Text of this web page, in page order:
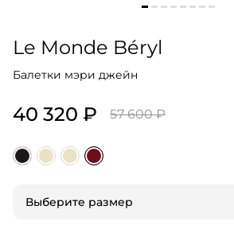
Le Monde Béryl
Балетки мэри джейн
40 320 ₽ 57 600 ₽
Выберите размер